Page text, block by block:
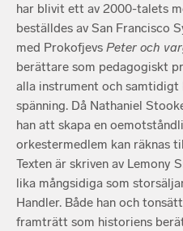
har blivit ett av 2000-talets
beställdes av San Francisco
med Prokofjevs Peter och
berättare som pedagogiskt
alla instrument och samtidigt
spänning. Då Nathaniel
han att skapa en
orkestermedlem kan räknas
Texten är skriven av Lemony
lika mångsidiga som
Handler. Både han och
framträtt som historiens